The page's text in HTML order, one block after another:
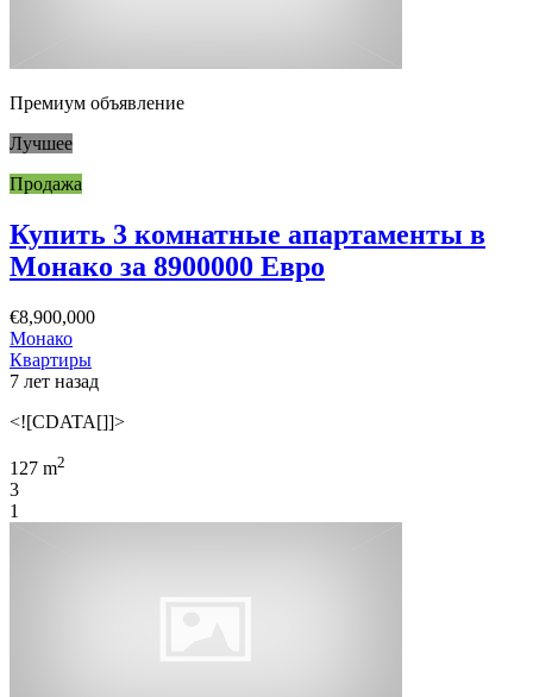
Премиум объявление
Лучшее
Продажа
Купить 3 комнатные апартаменты в
Монако за 8900000 Евро
€8,900,000
Монако
Квартиры
7 лет назад
<![CDATA[]]>
127 m2
3
1